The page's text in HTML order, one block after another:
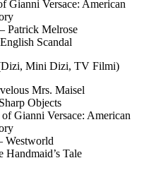
Gianni Versace: American
Patrick Melrose
Scandal
(Dizi, Mini Dizi, TV Filmi)
Mrs. Maisel
Objects
Gianni Versace: American
Westworld
Handmaid’s Tale